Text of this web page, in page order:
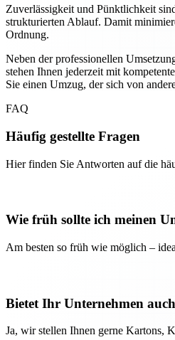
Zuverlässigkeit und Pünktlichkeit
strukturierten Ablauf. Damit
Ordnung.
Neben der professionellen
stehen Ihnen jederzeit mit
Sie einen Umzug, der sich von
FAQ
Häufig gestellte Fragen
Hier finden Sie Antworten auf die
Wie früh sollte ich meinen
Am besten so früh wie möglich –
Bietet Ihr Unternehmen
Ja, wir stellen Ihnen gerne Kartons,